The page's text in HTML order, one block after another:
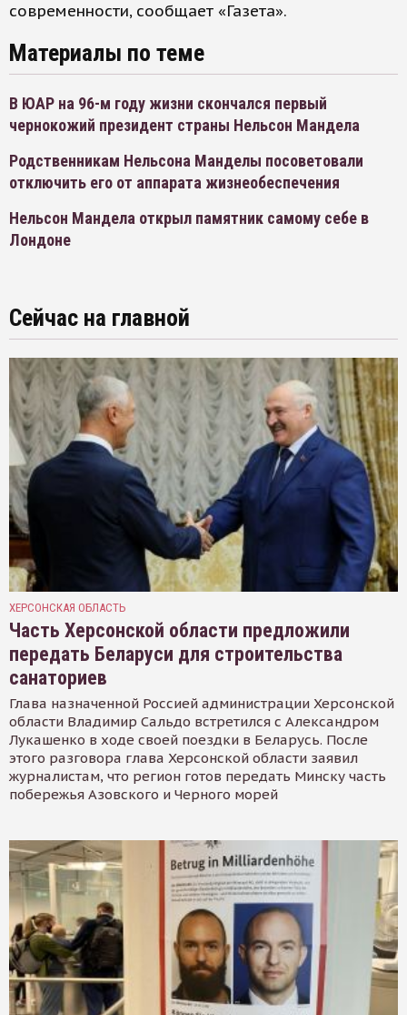
современности, сообщает «Газета».
Материалы по теме
В ЮАР на 96-м году жизни скончался первый
чернокожий президент страны Нельсон Мандела
Родственникам Нельсона Манделы посоветовали
отключить его от аппарата жизнеобеспечения
Нельсон Мандела открыл памятник самому себе в
Лондоне
Сейчас на главной
ХЕРСОНСКАЯ ОБЛАСТЬ
Часть Херсонской области предложили
передать Беларуси для строительства
санаториев
Глава назначенной Россией администрации Херсонской
области Владимир Сальдо встретился с Александром
Лукашенко в ходе своей поездки в Беларусь. После
этого разговора глава Херсонской области заявил
журналистам, что регион готов передать Минску часть
побережья Азовского и Черного морей